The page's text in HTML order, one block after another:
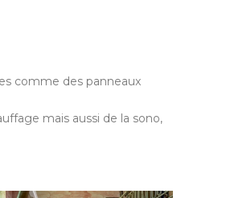
comme des panneaux
mais aussi de la sono,